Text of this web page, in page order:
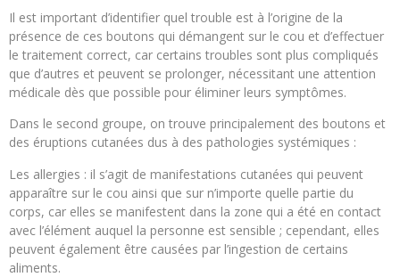
Il est important d’identifier quel trouble est à l’origine de la
présence de ces boutons qui démangent sur le cou et d’effectuer
le traitement correct, car certains troubles sont plus compliqués
que d’autres et peuvent se prolonger, nécessitant une attention
médicale dès que possible pour éliminer leurs symptômes.
Dans le second groupe, on trouve principalement des boutons et
des éruptions cutanées dus à des pathologies systémiques :
Les allergies : il s’agit de manifestations cutanées qui peuvent
apparaître sur le cou ainsi que sur n’importe quelle partie du
corps, car elles se manifestent dans la zone qui a été en contact
avec l’élément auquel la personne est sensible ; cependant, elles
peuvent également être causées par l’ingestion de certains
aliments.